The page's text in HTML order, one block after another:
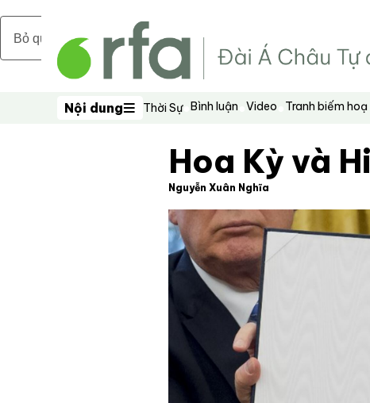
Bỏ qua nội dung chính
Nội dung
Nội dung Thời Sự Bình luận Video Tranh biếm hoạ
Hoa Kỳ và
Nguyễn Xuân Nghĩa